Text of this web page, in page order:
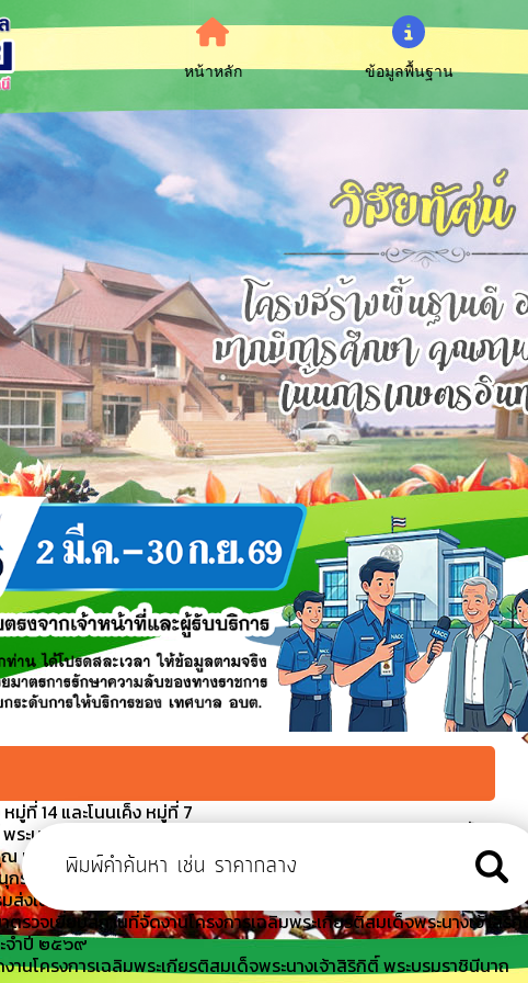
หน้าหลัก ข้อมูลพื้นฐาน
ที่ 14 และโนนเค็ง หมู่ที่ 7
พระบรมราชินีนาถ พระบรมราชชนนีพันปีหลวง พิธีปล่อยพันธุ์สัตว์น้ำ
นื่องในโอกาสวันคล้ายวันพระราชสมภพฯ
รมาธิการท้องถิ่น เทศบาลนคร เทศบาลเมือง เทศบาลตำบล และเงิน
งเสริมการปกครองส่วนท้องถิ่น
รวจเยี่ยมสถานที่จัดงานโครงการเฉลิมพระเกียรติสมเด็จพระนางเจ้าสิริ
จำปี ๒๕๖๙
นโครงการเฉลิมพระเกียรติสมเด็จพระนางเจ้าสิริกิติ์ พระบรมราชินีนาถ